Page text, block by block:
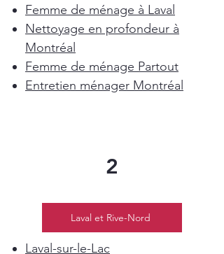
Femme de ménage à Laval
Nettoyage en profondeur à
Montréal
Femme de ménage Partout
Entretien ménager Montréal
2
Laval et Rive-Nord
Laval-sur-le-Lac